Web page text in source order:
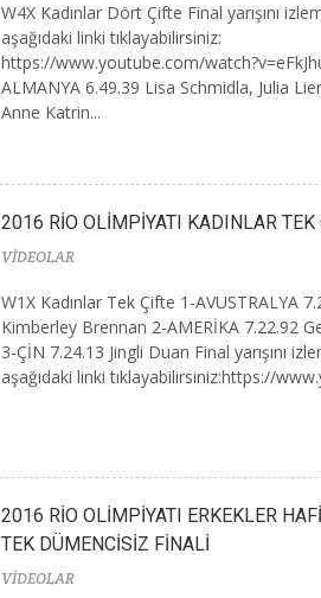
W4X Kadınlar Dört Çifte Final yarışını
aşağıdaki linki tıklayabilirsiniz:
https://www.youtube.com/
ALMANYA 6.49.39 Lisa Schmidla, Julia
Anne Katrin...
2016 RİO OLİMPİYATI KADINLAR TEK
VİDEOLAR
W1X Kadınlar Tek Çifte 1-AVUSTRALYA
Kimberley Brennan 2-AMERİKA 7.22.92
3-ÇİN 7.24.13 Jingli Duan Final yarışını
aşağıdaki linki tıklayabilirsiniz:https://
2016 RİO OLİMPİYATI ERKEKLER
TEK DÜMENCİSİZ FİNALİ
VİDEOLAR